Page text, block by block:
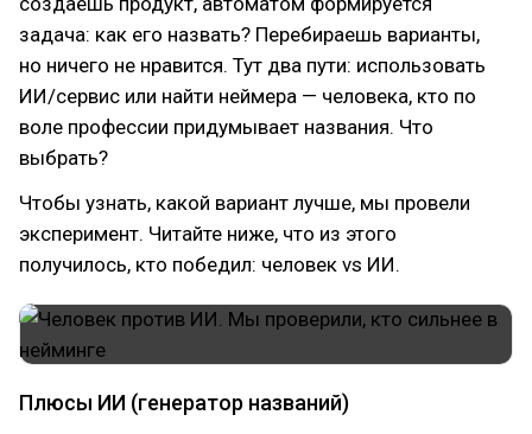
задача: как его назвать? Перебираешь варианты,
но ничего не нравится. Тут два пути: использовать
ИИ/сервис или найти неймера — человека, кто по
воле профессии придумывает названия. Что
выбрать?
Чтобы узнать, какой вариант лучше, мы провели
эксперимент. Читайте ниже, что из этого
получилось, кто победил: человек vs ИИ.
Плюсы ИИ (генератор названий)